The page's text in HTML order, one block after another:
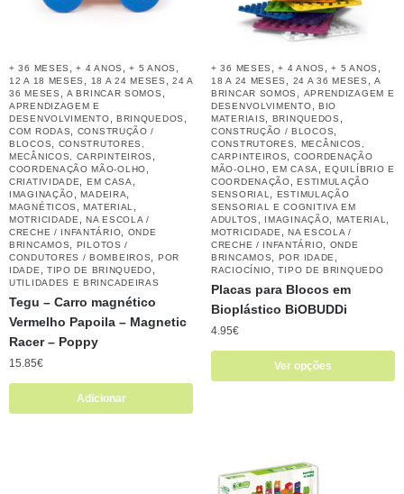
+ 36 MESES ,+ 4 ANOS ,+ 5 ANOS
12 A 18 MESES 18 A 24 MESES ,24 A
36 MESES
,A BRINCAR SOMOS
APRENDIZAGEM E
DESENVOLVIMENTO
BRINQUEDOS
COM RODAS
CONSTRUÇÃO /
BLOCOS
CONSTRUTORES,
MECÂNICOS, CARPINTEIROS
COORDENAÇÃO MÃO-OLHO
CRIATIVIDADE EM CASA
IMAGINAÇÃO ,MADEIRA
MAGNÉTICOS ,MATERIAL
MOTRICIDADE ,NA ESCOLA /
CRECHE / INFANTÁRIO
ONDE
BRINCAMOS
PILOTOS /
CONDUTORES / BOMBEIROS
POR
IDADE
TIPO DE BRINQUEDO
UTILIDADES E BRINCADEIRAS
Tegu – Carro magnético
Vermelho Papoila – Magnetic
Racer – Poppy
15.85€
Adicionar
+ 36 MESES ,+ 4 ANOS ,+ 5 ANOS
18 A 24 MESES 24 A 36 MESES ,A
BRINCAR SOMOS
APRENDIZAGEM E
DESENVOLVIMENTO
BIO
MATERIAIS
BRINQUEDOS
CONSTRUÇÃO / BLOCOS
CONSTRUTORES, MECÂNICOS,
CARPINTEIROS
COORDENAÇÃO
MÃO-OLHO
,EM CASA ,EQUILÍBRIO E
COORDENAÇÃO
,ESTIMULAÇÃO
SENSORIAL
ESTIMULAÇÃO
SENSORIAL E COGNITIVA EM
ADULTOS
IMAGINAÇÃO MATERIAL
MOTRICIDADE ,NA ESCOLA /
CRECHE / INFANTÁRIO
ONDE
BRINCAMOS
POR IDADE
RACIOCÍNIO ,TIPO DE BRINQUEDO
Placas para Blocos em
Bioplástico BiOBUDDi
4.95€
Ver opções